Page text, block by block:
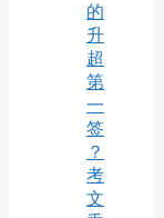
的
升
超
第
一
签
？
考
文